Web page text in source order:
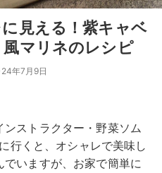
見える！紫キャベ
マリネのレシピ
年7月9日
ストラクター・野菜ソム
行くと、オシャレで美味し
いますが、お家で簡単に